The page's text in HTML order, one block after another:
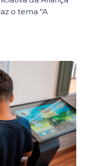
o tema "A